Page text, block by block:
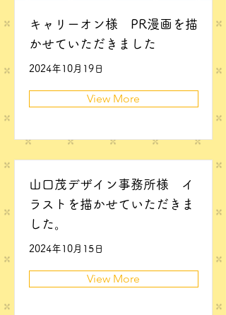
キャリーオン様 PR漫画を描
かせていただきました
2024年10月19日
View More
山口茂デザイン事務所様 イ
ラストを描かせていただきま
した。
2024年10月15日
View More